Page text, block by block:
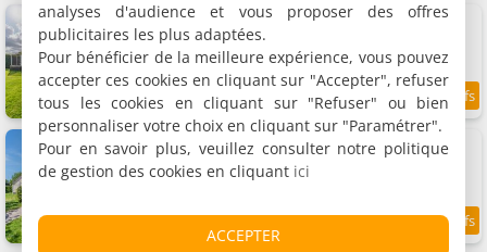
Villapark Kamperfoelie 63
Maison de vacances, 140 m²
4 personnes, 2 chambres, 1 salle de bains
8.7 km 6.5/10
Villapark Kamperfoelie 95
Maison de vacances, 140 m²
4 personnes, 2 chambres, 1 salle de bains
analyses d'audience et vous proposer des offres
publicitaires les plus adaptées.
Pour bénéficier de la meilleure expérience, vous pouvez
accepter ces cookies en cliquant sur "Accepter", refuser
tous les cookies en cliquant sur "Refuser" ou bien
personnaliser votre choix en cliquant sur "Paramétrer".
Pour en savoir plus, veuillez consulter notre politique
de gestion des cookies en cliquant ici
ACCEPTER